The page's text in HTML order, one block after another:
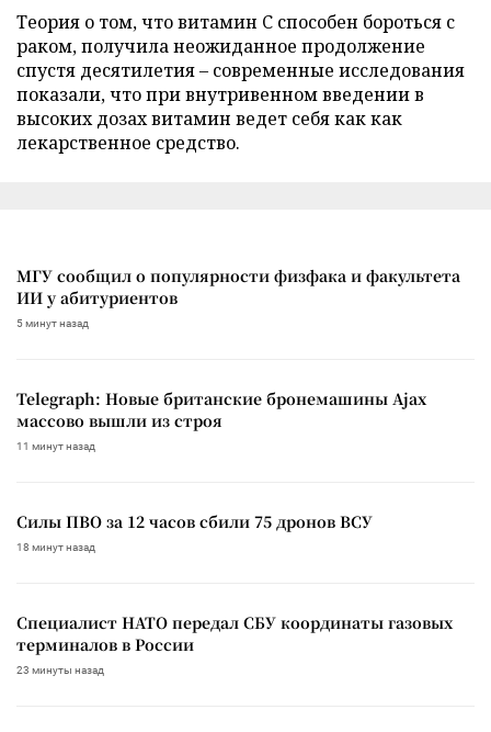
Теория о том, что витамин C способен бороться с
раком, получила неожиданное продолжение
спустя десятилетия – современные исследования
показали, что при внутривенном введении в
высоких дозах витамин ведет себя как как
лекарственное средство.
МГУ сообщил о популярности физфака и факультета
ИИ у абитуриентов
5 минут назад
Telegraph: Новые британские бронемашины Ajax
массово вышли из строя
11 минут назад
Силы ПВО за 12 часов сбили 75 дронов ВСУ
18 минут назад
Специалист НАТО передал СБУ координаты газовых
терминалов в России
23 минуты назад